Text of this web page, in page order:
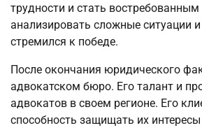
трудности и стать
анализировать сложные ситуации
стремился к победе.
После окончания юридического
адвокатском бюро. Его талант и
адвокатов в своем регионе. Его
способность защищать их интересы